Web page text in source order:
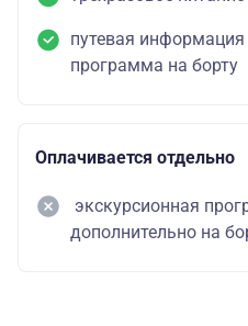
путевая информация
программа на борту
Оплачивается отдельно
экскурсионная
дополнительно на